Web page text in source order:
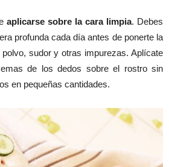
aplicarse sobre la cara limpia. Debes
profunda cada día antes de ponerte la
sudor y otras impurezas. Aplícate
de los dedos sobre el rostro sin
en pequeñas cantidades.